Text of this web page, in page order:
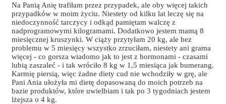
Na Panią Anię trafiłam przez przypadek, ale oby więcej takich
przypadków w moim życiu. Niestety od kilku lat leczę się na
niedoczynność tarczycy i odkąd pamiętam walczę z
nadprogramowymi kilogramami. Dodatkowo jestem mamą 8
miesięcznej kruszynki. W ciąży przytyłam 20 kg, ale bez
problemu w 5 miesięcy wszystko zrzuciłam, niestety ani grama
więcej - co gorsza wiadomo jak to jest z hormonami - czasami
lubią zaszaleć - i tak wróciło 8 kg w 1,5 miesiąca jak bumerang.
Karmię piersią, więc żadne diety cud nie wchodziły w grę, ale
Pani Ania ułożyła mi dietę dopasowaną do moich potrzeb na
bazie produktów, które uwielbiam i tak po 3 tygodniach jestem
lżejsza o 4 kg.